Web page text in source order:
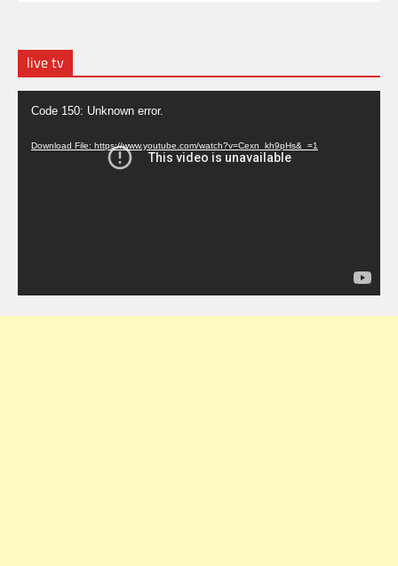
live tv
Video
Player
Code 150: Unknown error.
Download File: https://www.youtube.com/watch?v=Cexn_kh9pHs&_=1